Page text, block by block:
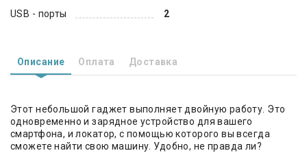
USB - порты
2
Описание Оплата Доставка
Этот небольшой гаджет выполняет двойную работу. Это
одновременно и зарядное устройство для вашего
смартфона, и локатор, с помощью которого вы всегда
сможете найти свою машину. Удобно, не правда ли?